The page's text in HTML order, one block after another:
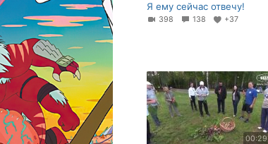
Я ему сейчас отвечу!
398 138 +37
00:29